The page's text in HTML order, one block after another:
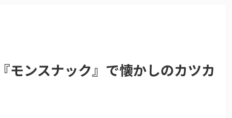
モンスナック』で懐かしのカツカ